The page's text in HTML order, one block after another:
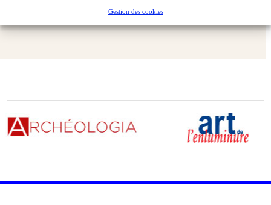
Gestion des cookies
L'Objet d'Art